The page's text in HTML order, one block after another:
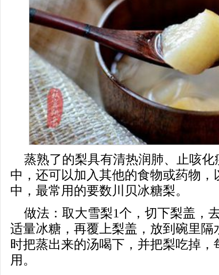
蒸熟了的梨具有清热润肺、止咳
中，还可以加入其他的食物或药物
中，最常用的要数川贝冰糖梨。
做法：取大雪梨1个，切下梨盖，
适量冰糖，再覆上梨盖，放到碗里隔
时把蒸出来的汤喝下，并把梨吃掉
用。